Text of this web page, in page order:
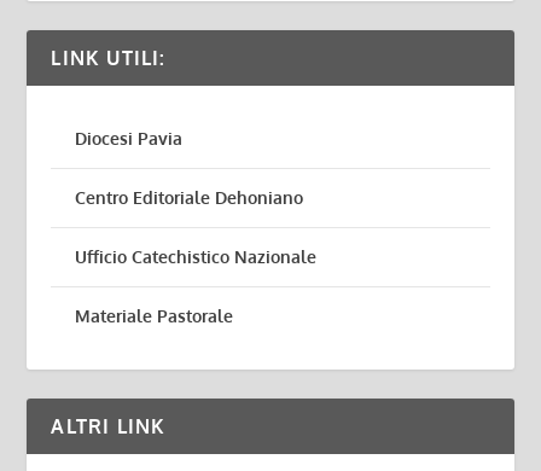
LINK UTILI:
Diocesi Pavia
Centro Editoriale Dehoniano
Ufficio Catechistico Nazionale
Materiale Pastorale
ALTRI LINK